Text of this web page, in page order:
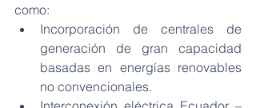
como:
Incorporación de centrales de
generación de gran capacidad
basadas en energías renovables
no convencionales.